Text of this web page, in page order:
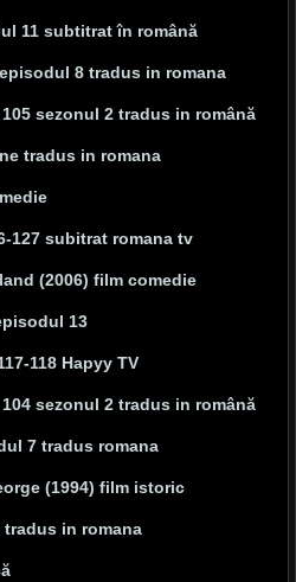
11 subtitrat în română
8 tradus in romana
sezonul 2 tradus in română
tradus in romana
127 subitrat romana tv
(2006) film comedie
13
118 Hapyy TV
sezonul 2 tradus in română
7 tradus romana
(1994) film istoric
in romana